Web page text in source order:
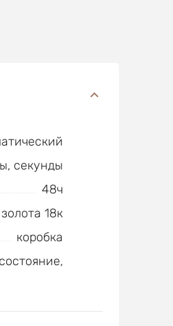
секунды
48ч
18к
коробка